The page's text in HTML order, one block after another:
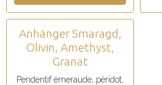
Anhänger Smaragd,
Olivin, Amethyst,
Granat
Pendentif émeraude, péridot,